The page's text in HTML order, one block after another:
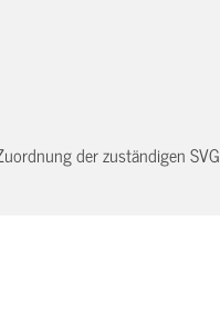
der zuständigen SVG